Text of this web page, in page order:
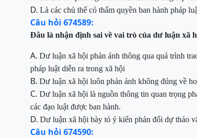
D. Là các chủ thể có thẩm quyền ban hành pháp
Câu hỏi 674589:
Đâu là nhận định sai về vai trò của dư luận xã
A. Dư luận xã hội phản ánh thông qua quá trình
pháp luật diễn ra trong xã hội
B. Dư luận xã hội luôn phản ánh không đúng về
C. Dư luận xã hội là nguồn thông tin quan trọng
các đạo luật được ban hành.
D. Dư luận xã hội bày tỏ ý kiến phản đối dự thảo
Câu hỏi 674590: